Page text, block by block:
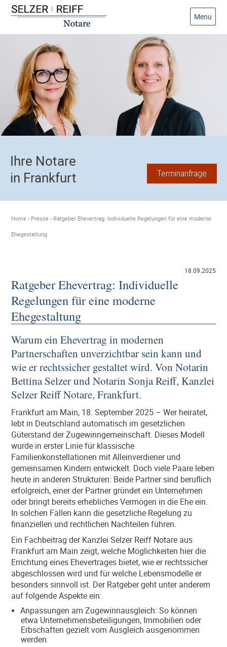
Menu
Ihre Notare
in Frankfurt
Terminanfrage
Home › Presse › Ratgeber Ehevertrag: Individuelle Regelungen für eine moderne
Ehegestaltung
18.09.2025
Ratgeber Ehevertrag: Individuelle
Regelungen für eine moderne
Ehegestaltung
Warum ein Ehevertrag in modernen
Partnerschaften unverzichtbar sein kann und
wie er rechtssicher gestaltet wird. Von Notarin
Bettina Selzer und Notarin Sonja Reiff, Kanzlei
Selzer Reiff Notare, Frankfurt.
Frankfurt am Main, 18. September 2025 – Wer heiratet,
lebt in Deutschland automatisch im gesetzlichen
Güterstand der Zugewinngemeinschaft. Dieses Modell
wurde in erster Linie für klassische
Familienkonstellationen mit Alleinverdiener und
gemeinsamen Kindern entwickelt. Doch viele Paare leben
heute in anderen Strukturen: Beide Partner sind beruflich
erfolgreich, einer der Partner gründet ein Unternehmen
oder bringt bereits erhebliches Vermögen in die Ehe ein.
In solchen Fällen kann die gesetzliche Regelung zu
finanziellen und rechtlichen Nachteilen führen.
Ein Fachbeitrag der Kanzlei Selzer Reiff Notare aus
Frankfurt am Main zeigt, welche Möglichkeiten hier die
Errichtung eines Ehevertrages bietet, wie er rechtssicher
abgeschlossen wird und für welche Lebensmodelle er
besonders sinnvoll ist. Der Ratgeber geht unter anderem
auf folgende Aspekte ein:
Anpassungen am Zugewinnausgleich: So können
etwa Unternehmensbeteiligungen, Immobilien oder
Erbschaften gezielt vom Ausgleich ausgenommen
werden.